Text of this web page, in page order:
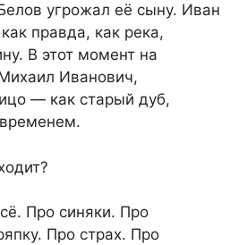
угрожал её сыну. Иван
правда, как река,
В этот момент на
Иванович,
— как старый дуб,
Про синяки. Про
Про страх. Про